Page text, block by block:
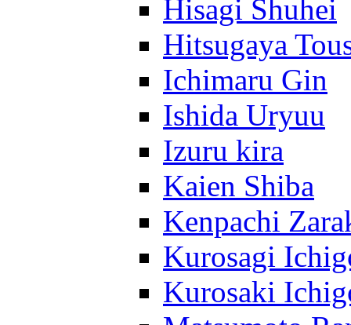
Hisagi Shuhei
Hitsugaya
Ichimaru Gin
Ishida Uryuu
Izuru kira
Kaien Shiba
Kenpachi
Kurosagi
Kurosaki